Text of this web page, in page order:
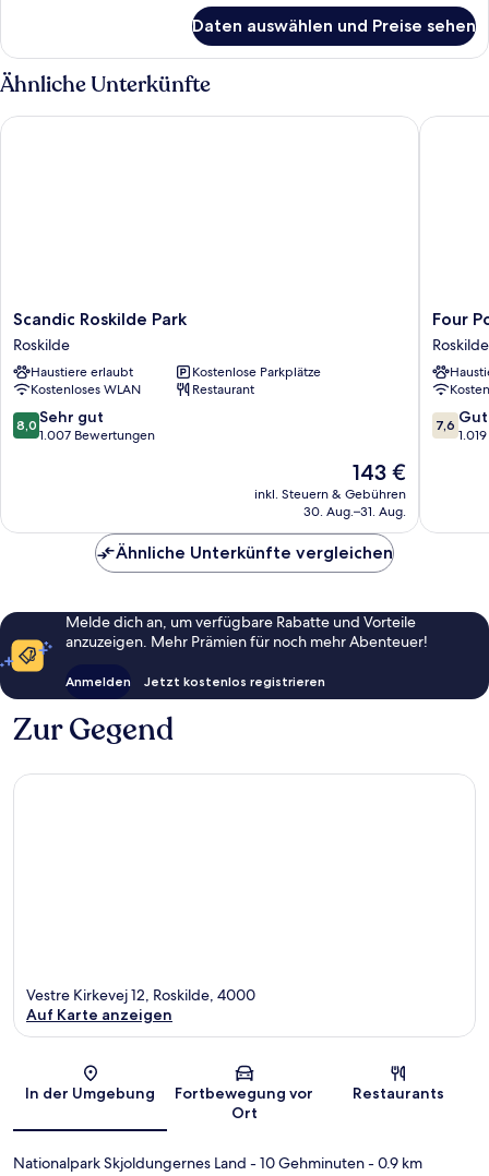
Doppelzimmer
(Plus)
Daten auswählen und Preise sehen
Ähnliche Unterkünfte
Scandic
Roskilde
Park
Roskilde
Scandic Roskilde Park
Roskilde
Haustiere erlaubt
Kostenlose Parkplätze
Kostenloses WLAN
Restaurant
8.0
von
Bewertungen
8,0 Sehr gut
1.007 Bewertungen
Der
Preis
beträgt
143 €
inkl. Steuern & Gebühren
30. Aug.–31. Aug.
Scandic Roskilde Park
Four
Points
Flex
by
Roskilde
Roskilde
Four
Roskilde
7.6
von
7,6 Gut
Four
Ähnliche Unterkünfte vergleichen
Melde dich an, um verfügbare Rabatte und Vorteile
anzuzeigen. Mehr Prämien für noch mehr Abenteuer!
Anmelden Jetzt kostenlos registrieren
Zur Gegend
Karte
Vestre Kirkevej 12, Roskilde, 4000
Auf Karte anzeigen
In der Umgebung
Fortbewegung vor
Ort
Restaurants
Nationalpark Skjoldungernes Land - 10 Gehminuten- 0.9 km